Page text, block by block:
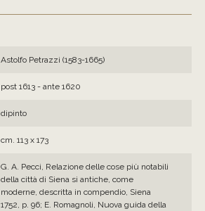
Astolfo Petrazzi (1583-1665)
post 1613 - ante 1620
dipinto
cm. 113 x 173
G. A. Pecci, Relazione delle cose più notabili
della città di Siena si antiche, come
moderne, descritta in compendio, Siena
1752, p. 96; E. Romagnoli, Nuova guida della